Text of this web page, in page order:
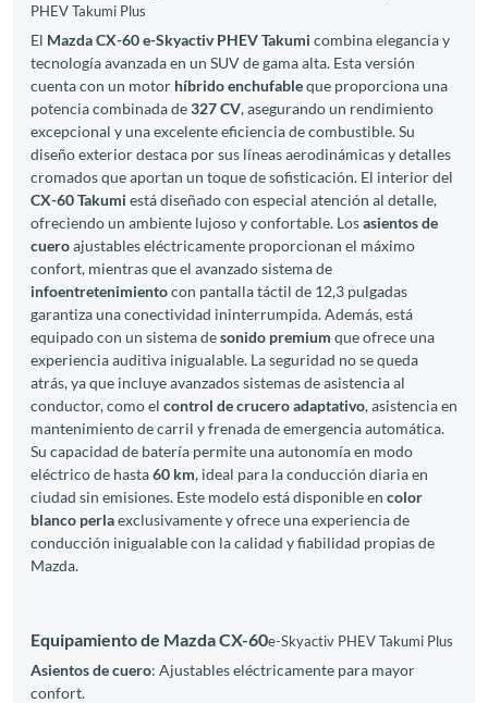
PHEV Takumi Plus
El Mazda CX-60 e-Skyactiv PHEV Takumi combina elegancia y
tecnología avanzada en un SUV de gama alta. Esta versión
cuenta con un motor híbrido enchufableque proporciona una
potencia combinada de327 CV, asegurando un rendimiento
excepcional y una excelente eficiencia de combustible. Su
diseño exterior destaca por sus líneas aerodinámicas y detalles
cromados que aportan un toque de sofisticación. El interior del
CX-60 Takumi está diseñado con especial atención al detalle,
ofreciendo un ambiente lujoso y confortable. Losasientos de
cueroajustables eléctricamente proporcionan el máximo
confort, mientras que el avanzado sistema de
infoentretenimientocon pantalla táctil de 12,3 pulgadas
garantiza una conectividad ininterrumpida. Además, está
equipado con un sistema desonido premium que ofrece una
experiencia auditiva inigualable. La seguridad no se queda
atrás, ya que incluye avanzados sistemas de asistencia al
conductor, como el control de crucero adaptativo, asistencia en
mantenimiento de carril y frenada de emergencia automática.
Su capacidad de batería permite una autonomía en modo
eléctrico de hasta60 km, ideal para la conducción diaria en
ciudad sin emisiones. Este modelo está disponible en color
blanco perlaexclusivamente y ofrece una experiencia de
conducción inigualable con la calidad y fiabilidad propias de
Mazda.
Equipamiento de Mazda CX-60e-Skyactiv PHEV Takumi Plus
Asientos de cuero: Ajustables eléctricamente para mayor
confort.